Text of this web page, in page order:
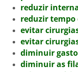
reduzir
reduzir tempo
evitar
evitar
diminuir
diminuir as